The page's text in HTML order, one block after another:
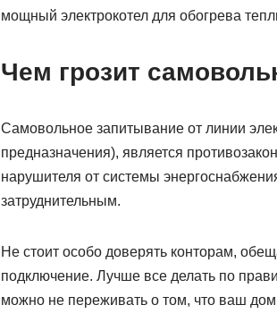
мощный электрокотел для обогрева
Чем грозит
Самовольное запитывание от линии
предназначения), является
нарушителя от системы
затруднительным.
Не стоит особо доверять конторам,
подключение. Лучше все делать по
можно не переживать о том, что ваш дом